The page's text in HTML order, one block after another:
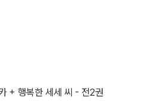
+ 행복한 세세 씨 - 전2권